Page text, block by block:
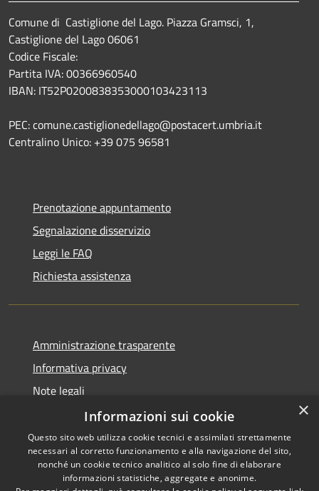
Comune di Castiglione del Lago. Piazza Gramsci, 1,
Castiglione del Lago 06061
Codice Fiscale:
Partita IVA: 00366960540
IBAN: IT52P0200838353000103423113
PEC: comune.castiglionedellago@postacert.umbria.it
Centralino Unico: +39 075 96581
Prenotazione appuntamento
Segnalazione disservizio
Leggi le FAQ
Richiesta assistenza
Amministrazione trasparente
Informativa privacy
Note legali
Dichiarazione di accessibilità
RSS Copyright © 2026 • Comune di
×
Informazioni sui cookie
Questo sito web utilizza cookie tecnici e assimilati strettamente
necessari al corretto funzionamento e alla navigazione del sito,
nonché un cookie tecnico analitico al solo fine di elaborare
informazioni statistiche, aggregate e anonime.